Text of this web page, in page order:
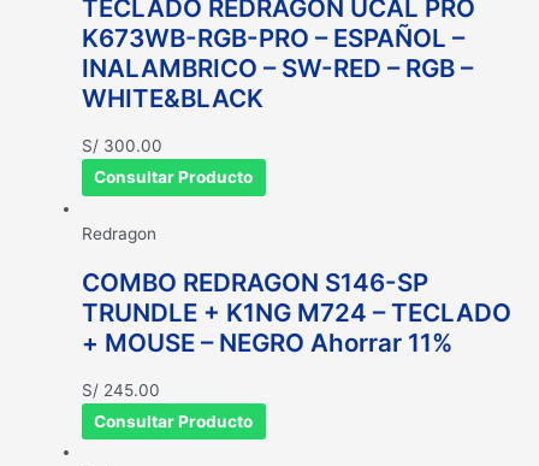
TECLADO REDRAGON UCAL PRO
K673WB-RGB-PRO – ESPAÑOL –
INALAMBRICO – SW-RED – RGB –
WHITE&BLACK
S/ 300.00
Consultar Producto
Redragon
COMBO REDRAGON S146-SP
TRUNDLE + K1NG M724 – TECLADO
+ MOUSE – NEGRO Ahorrar 11%
S/ 245.00
Consultar Producto